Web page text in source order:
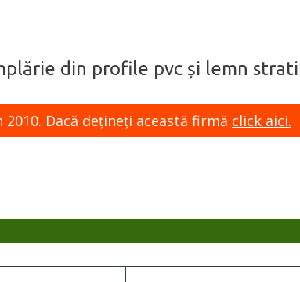
din profile pvc și lemn
Dacă dețineți această firmă click aici.